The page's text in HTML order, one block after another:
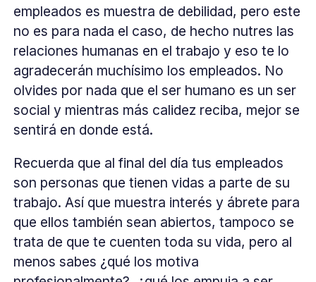
empleados es muestra de debilidad, pero este
no es para nada el caso, de hecho nutres las
relaciones humanas en el trabajo y eso te lo
agradecerán muchísimo los empleados. No
olvides por nada que el ser humano es un ser
social y mientras más calidez reciba, mejor se
sentirá en donde está.
Recuerda que al final del día tus empleados
son personas que tienen vidas a parte de su
trabajo. Así que muestra interés y ábrete para
que ellos también sean abiertos, tampoco se
trata de que te cuenten toda su vida, pero al
menos sabes ¿qué los motiva